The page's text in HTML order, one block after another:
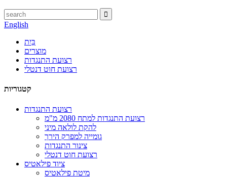
English
בַּיִת
מוצרים
רצועת התנגדות
רצועת חוט דנטלי
קטגוריות
רצועת התנגדות
רצועת התנגדות למתח 2080 מ"מ
להקת לולאה מיני
גומייה למפרק הירך
צינור התנגדות
רצועת חוט דנטלי
ציוד פילאטיס
מיטת פילאטיס